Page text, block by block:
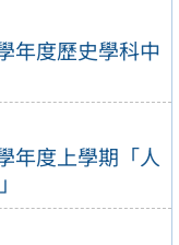
年度歷史學科中
年度上學期「人